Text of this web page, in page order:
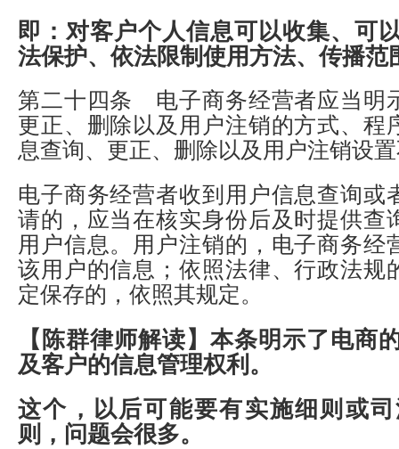
即：对客户个人信息可以收集、可
法保护、依法限制使用方法、传播范
第二十四条 电子商务经营者应当明
更正、删除以及用户注销的方式、程
息查询、更正、删除以及用户注销设
电子商务经营者收到用户信息查询或
请的，应当在核实身份后及时提供查
用户信息。用户注销的，电子商务经
该用户的信息；依照法律、行政法规
定保存的，依照其规定。
【陈群律师解读】 本条明示了电商
及客户的信息管理权利。
这个，以后可能要有实施细则或
则，问题会很多。